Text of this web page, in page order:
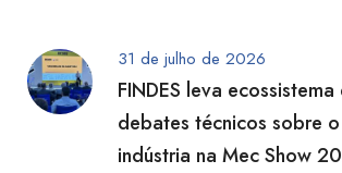
31 de julho de 2026
FINDES leva
debates técnicos sobre
indústria na Mec Show